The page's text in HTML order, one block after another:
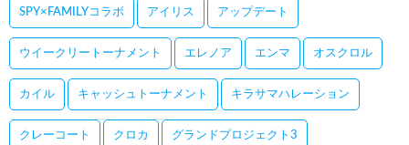
SPY×FAMILYコラボ アイリス アップデート
ウイークリートーナメント エレノア エンマ オスクロル
カイル キャッシュトーナメント キラサマハレーション
クレーコート クロカ グランドプロジェクト3